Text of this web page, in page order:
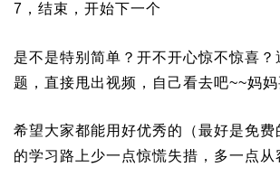
7，结束，开始下一个
是不是特别简单？开不开心惊不惊喜？
题，直接甩出视频，自己看去吧~~妈
希望大家都能用好优秀的（最好是免费
的学习路上少一点惊慌失措，多一点从